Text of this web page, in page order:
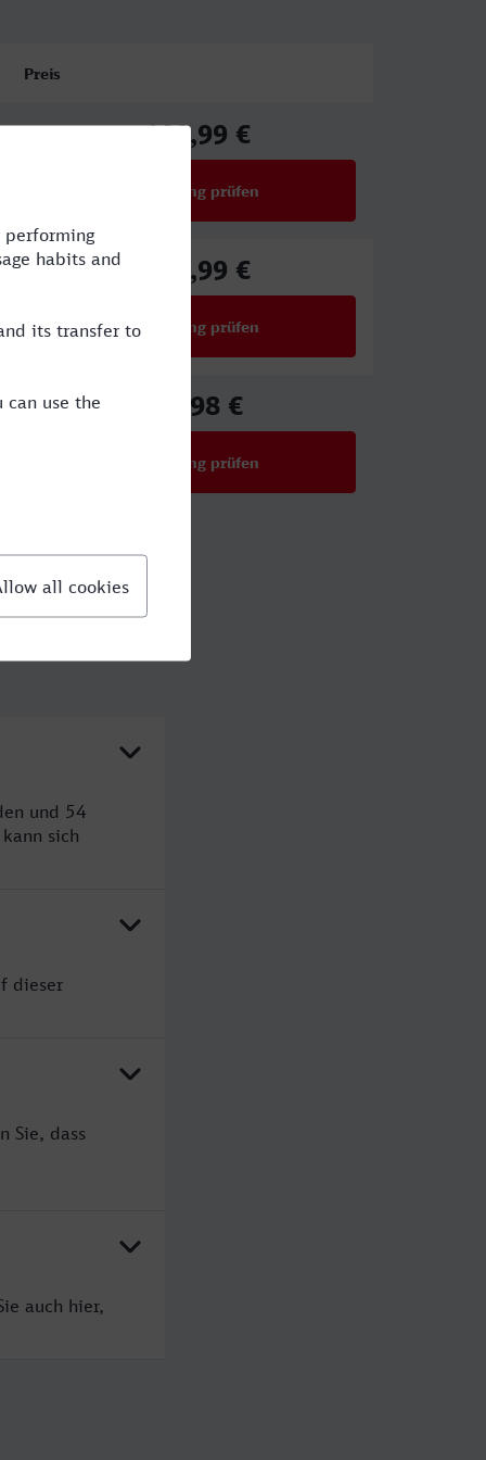
Preis
100,99 €
Verbindung prüfen
116,99 €
Verbindung prüfen
70,98 €
Verbindung prüfen
und 54
sich
dieser
Sie, dass
auch hier,